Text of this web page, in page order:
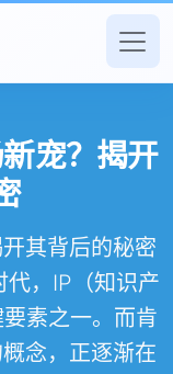
宠？揭开
其背后的秘密
，IP（知识产
素之一。而肯
念，正逐渐在